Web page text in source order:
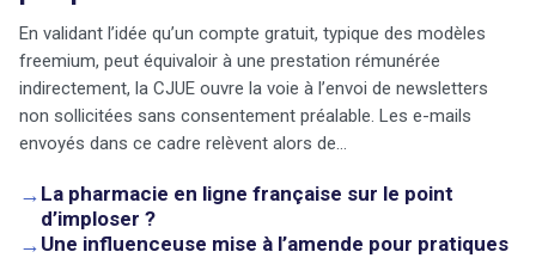
En validant l’idée qu’un compte gratuit, typique des modèles
freemium, peut équivaloir à une prestation rémunérée
indirectement, la CJUE ouvre la voie à l’envoi de newsletters
non sollicitées sans consentement préalable. Les e-mails
envoyés dans ce cadre relèvent alors de…
→ La pharmacie en ligne française sur le point
d’imploser ?
→ Une influenceuse mise à l’amende pour pratiques